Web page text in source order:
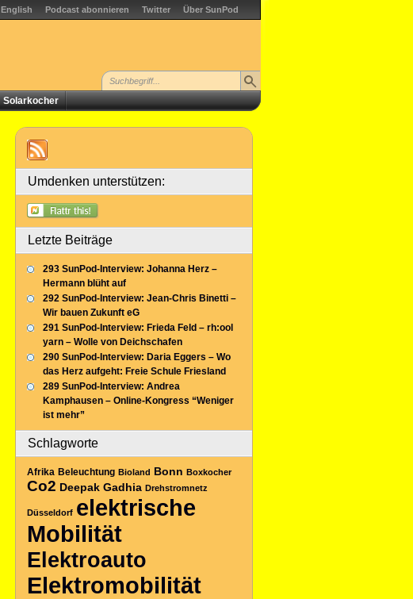
English Podcast abonnieren Twitter Über SunPod
Solarkocher
Umdenken unterstützen:
Letzte Beiträge
293 SunPod-Interview: Johanna Herz –
Hermann blüht auf
292 SunPod-Interview: Jean-Chris Binetti –
Wir bauen Zukunft eG
291 SunPod-Interview: Frieda Feld – rh:ool
yarn – Wolle von Deichschafen
290 SunPod-Interview: Daria Eggers – Wo
das Herz aufgeht: Freie Schule Friesland
289 SunPod-Interview: Andrea
Kamphausen – Online-Kongress “Weniger
ist mehr”
Schlagworte
Afrika Beleuchtung Bioland Bonn Boxkocher
Co2 Deepak Gadhia Drehstromnetz
Düsseldorf elektrische
Mobilität
Elektroauto
Elektromobilität